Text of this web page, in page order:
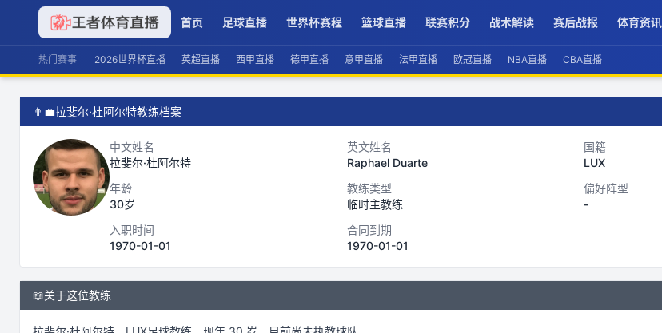
首页 足球直播 世界杯赛程 篮球直播 联赛积分 战术解读 赛后战报 体育资讯
热门赛事 2026世界杯直播 英超直播 西甲直播 德甲直播 意甲直播 法甲直播 欧冠直播 NBA直播 CBA直播
👨‍💼拉斐尔·杜阿尔特教练档案
中文姓名
拉斐尔·杜阿尔特
英文姓名
Raphael Duarte
国籍
LUX
年龄
30岁
教练类型
临时主教练
偏好阵型
-
入职时间
1970-01-01
合同到期
1970-01-01
📖关于这位教练